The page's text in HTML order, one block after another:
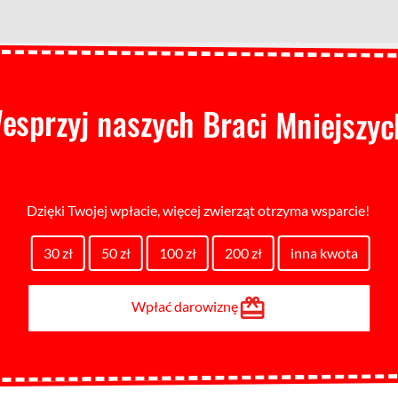
naszych Braci
Dzięki Twojej wpłacie, więcej zwierząt otrzyma wsparcie!
30 zł 50 zł 100 zł 200 zł inna kwota
Wpłać darowiznę